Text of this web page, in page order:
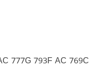
777G 793F AC 769C